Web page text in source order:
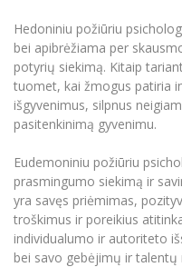
Hedoniniu požiūriu
bei apibrėžiama per
potyrių siekimą. Kitaip
tuomet, kai žmogus patiria
išgyvenimus, silpnus
pasitenkinimą gyvenimu.
Eudemoniniu požiūriu
prasmingumo siekimą ir
yra savęs priėmimas,
troškimus ir poreikius
individualumo ir autoriteto
bei savo gebėjimų ir talentų